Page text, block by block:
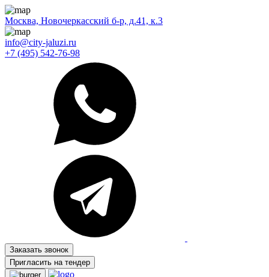
Москва, Новочеркасский б-р, д.41, к.3
info@city-jaluzi.ru
+7 (495) 542-76-98
Заказать звонок
Пригласить на тендер